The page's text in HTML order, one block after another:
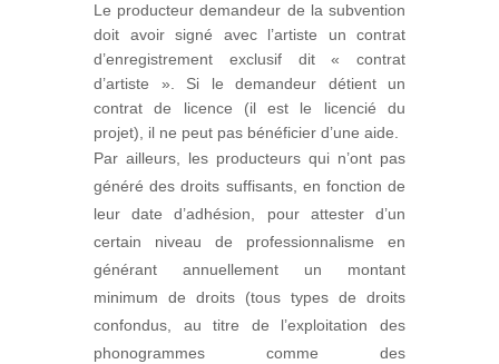
Le producteur demandeur de la subvention
doit avoir signé avec l’artiste un contrat
d’enregistrement exclusif dit « contrat
d’artiste ». Si le demandeur détient un
contrat de licence (il est le licencié du
projet), il ne peut pas bénéficier d’une aide.
Par ailleurs, les producteurs qui n’ont pas
généré des droits suffisants, en fonction de
leur date d’adhésion, pour attester d’un
certain niveau de professionnalisme en
générant annuellement un montant
minimum de droits (tous types de droits
confondus, au titre de l’exploitation des
phonogrammes comme des